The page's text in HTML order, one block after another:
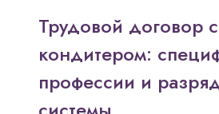
Трудовой договор с
кондитером:
профессии и